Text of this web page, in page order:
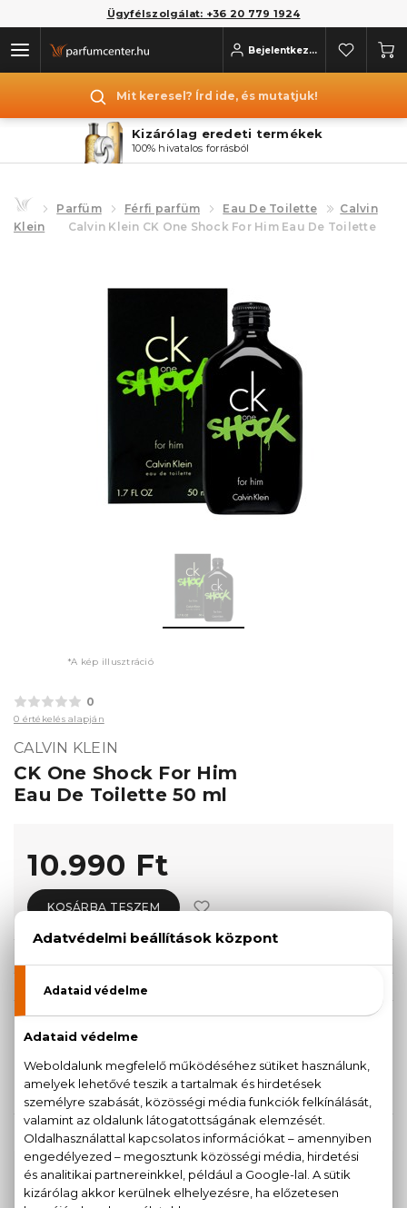
Ügyfélszolgálat: +36 20 779 1924
Bejelentkezés
Mit keresel? Írd ide, és mutatjuk!
Kizárólag eredeti termékek
100% hivatalos forrásból
Parfüm Férfi parfüm Eau De Toilette
Calvin
Klein
Calvin Klein CK One Shock For Him Eau De Toilette
*A kép illusztráció
0
0 értékelés alapján
CALVIN KLEIN
CK One Shock For Him
Eau De Toilette 50 ml
10.990 Ft
KOSÁRBA TESZEM
KAPCSOLÓDÓ TERMÉKEK
100% eredeti termékek,14 napos visszaküldési
garanciával